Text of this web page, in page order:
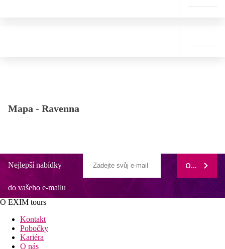
Mapa - Ravenna
Nejlepší nabídky
do vašeho e-mailu
ODEBÍRAT
O EXIM tours
Kontakt
Pobočky
Kariéra
O nás